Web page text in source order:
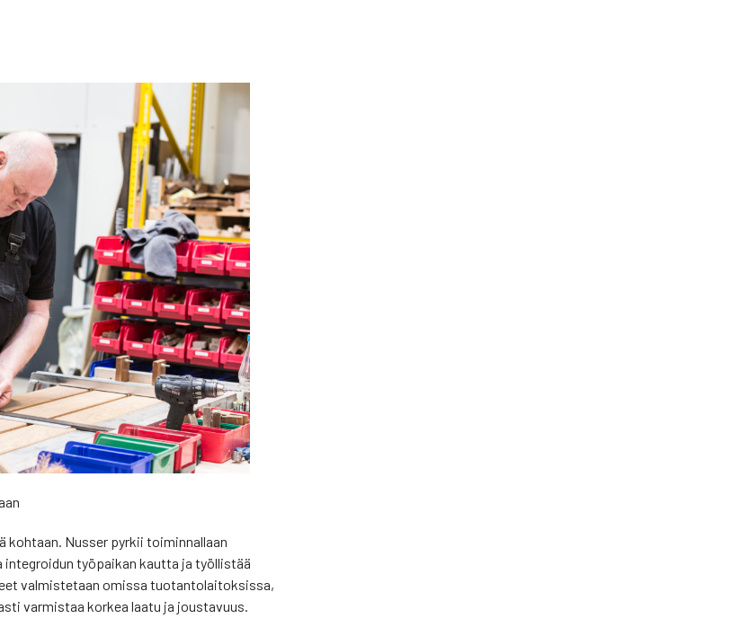
kohtaan. Nusser pyrkii toiminnallaan
työpaikan kautta ja työllistää
valmistetaan omissa tuotantolaitoksissa,
varmistaa korkea laatu ja joustavuus.